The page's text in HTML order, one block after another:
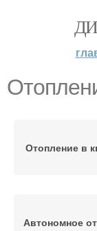
Отопление в
Автономное